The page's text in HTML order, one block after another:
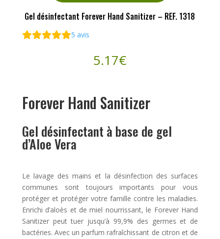
Gel désinfectant Forever Hand Sanitizer – REF. 1318
5 avis
5.17€
Forever Hand Sanitizer
Gel désinfectant à base de gel
d’Aloe Vera
Le lavage des mains et la désinfection des surfaces
communes sont toujours importants pour vous
protéger et protéger votre famille contre les maladies.
Enrichi d’aloès et de miel nourrissant, le Forever Hand
Sanitizer peut tuer jusqu’à 99,9% des germes et de
bactéries. Avec un parfum rafraîchissant de citron et de